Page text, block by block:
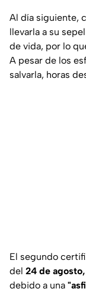
Al día siguiente,
llevarla a su
de vida, por lo
A pesar de los
salvarla, horas
El segundo
del 24 de agosto,
debido a una